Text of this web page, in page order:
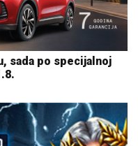
sada po specijalnoj